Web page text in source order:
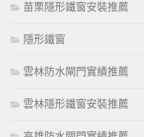
苗栗隱形鐵窗安裝推薦
隱形鐵窗
雲林防水閘門實績推薦
雲林隱形鐵窗安裝推薦